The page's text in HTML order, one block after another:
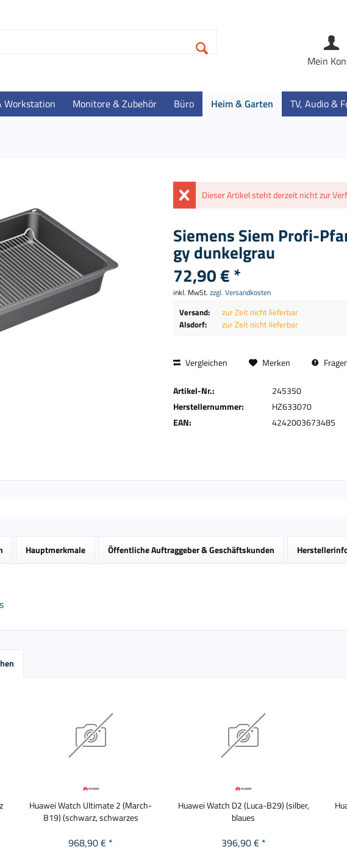
Mein
Workstation Monitore & Zubehör Büro Heim & Garten TV, Audio &
Dieser Artikel steht derzeit nicht zur
Siemens Siem Profi-
gy dunkelgrau
72,90 € *
inkl. MwSt. zzgl. Versandkosten
Versand:
zur Zeit nicht lieferbar
Alsdorf:
zur Zeit nicht lieferbar
Vergleichen Merken
Artikel-Nr.:
245350
Herstellernummer:
HZ633070
EAN:
4242003673485
Hauptmerkmale Öffentliche Auftraggeber & Geschäftskunden
Huawei Watch Ultimate 2 (March-
B19) (schwarz, schwarzes
968,90 € *
Huawei Watch D2 (Luca-B29) (silber,
blaues
396,90 € *